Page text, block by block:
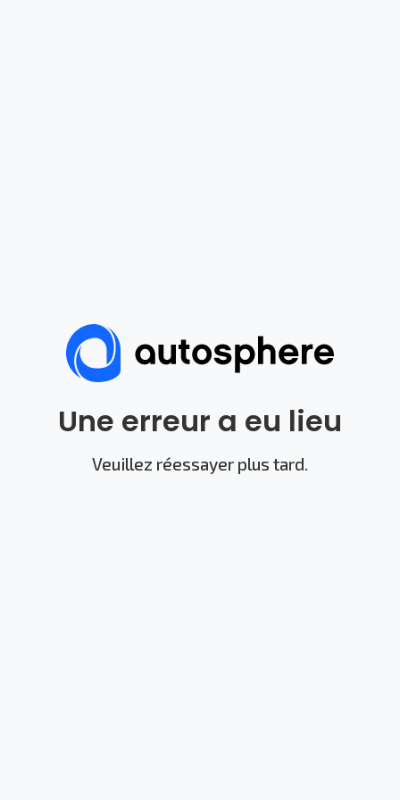
Une erreur a eu lieu
Veuillez réessayer plus tard.